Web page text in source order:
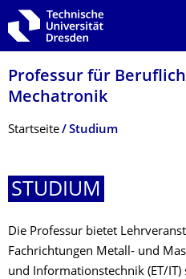
Zur Hauptnavigation springen
Zur Suche springen
Zum Inhalt springen
Professur für
Mechatronik
Breadcrumb-Menü
Startseite Studium
STUDIUM
Die Professur bietet
Fachrichtungen Metall- und
und Informationstechnik (ET/IT)